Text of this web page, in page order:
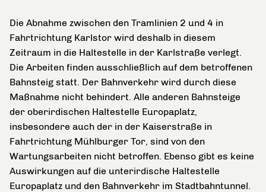
Die Abnahme zwischen den Tramlinien 2 und 4 in
Fahrtrichtung Karlstor wird deshalb in diesem
Zeitraum in die Haltestelle in der Karlstraße verlegt.
Die Arbeiten finden ausschließlich auf dem betroffenen
Bahnsteig statt. Der Bahnverkehr wird durch diese
Maßnahme nicht behindert. Alle anderen Bahnsteige
der oberirdischen Haltestelle Europaplatz,
insbesondere auch der in der Kaiserstraße in
Fahrtrichtung Mühlburger Tor, sind von den
Wartungsarbeiten nicht betroffen. Ebenso gibt es keine
Auswirkungen auf die unterirdische Haltestelle
Europaplatz und den Bahnverkehr im Stadtbahntunnel.